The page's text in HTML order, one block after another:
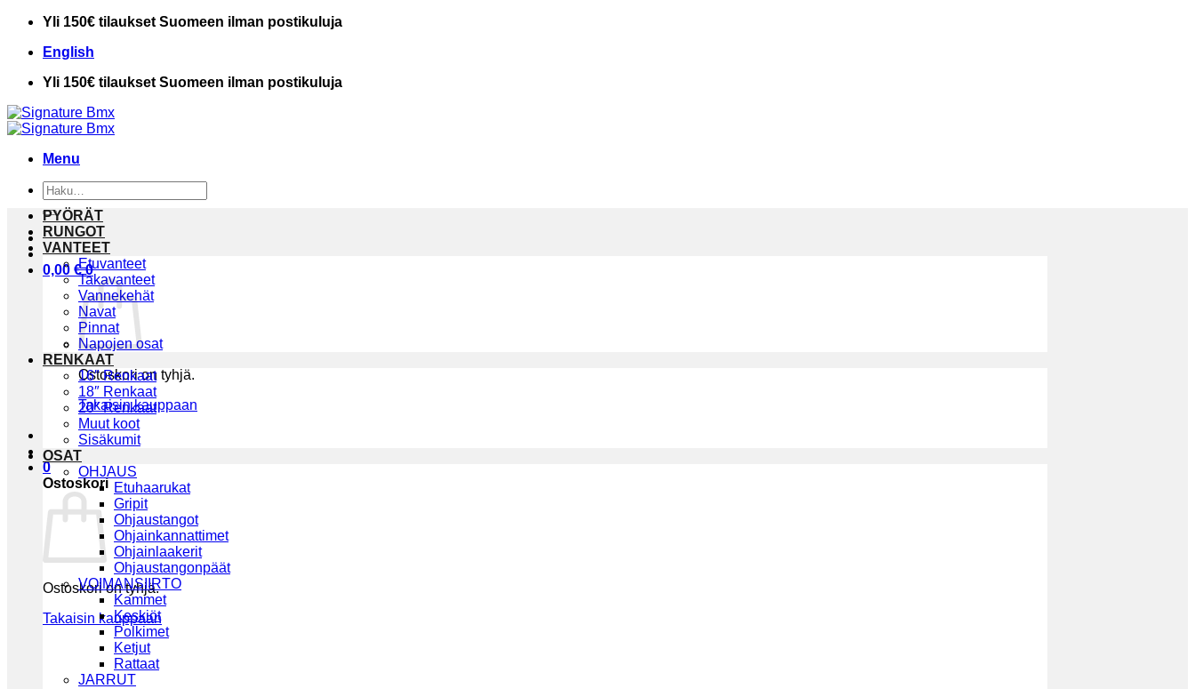
Skip
content
Yli 150€ tilaukset Suomeen ilman postikuluja
English
Yli 150€ tilaukset Suomeen ilman postikuluja
Menu
Etsi:
0,00 € 0
Ostoskori on tyhjä.
Takaisin kauppaan
0
Ostoskori
Ostoskori on tyhjä.
Takaisin kauppaan
PYÖRÄT
RUNGOT
VANTEET
Etuvanteet
Takavanteet
Vannekehät
Navat
Pinnat
Napojen osat
RENKAAT
16″ Renkaat
18″ Renkaat
20″ Renkaat
Muut koot
Sisäkumit
OSAT
OHJAUS
Etuhaarukat
Gripit
Ohjaustangot
Ohjainkannattimet
Ohjainlaakerit
Ohjaustangonpäät
VOIMANSIIRTO
Kammet
Keskiöt
Polkimet
Ketjut
Rattaat
JARRUT